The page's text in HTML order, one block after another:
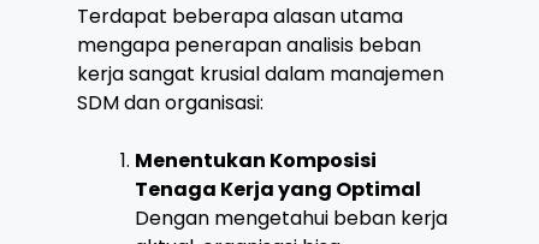
Terdapat beberapa alasan utama
mengapa penerapan analisis beban
kerja sangat krusial dalam manajemen
SDM dan organisasi:
Menentukan Komposisi
Tenaga Kerja yang Optimal
Dengan mengetahui beban kerja